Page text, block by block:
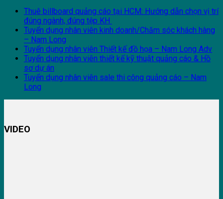
Thuê billboard quảng cáo tại HCM: Hướng dẫn chọn vị trí
đúng ngành, đúng tệp KH
Tuyển dụng nhân viên kinh doanh/Chăm sóc khách hàng
– Nam Long
Tuyển dụng nhân viên Thiết kế đồ họa – Nam Long Adv
Tuyển dụng nhân viên thiết kế kỹ thuật quảng cáo & Hồ
sơ dự án
Tuyển dụng nhân viên sale thi công quảng cáo – Nam
Long
VIDEO